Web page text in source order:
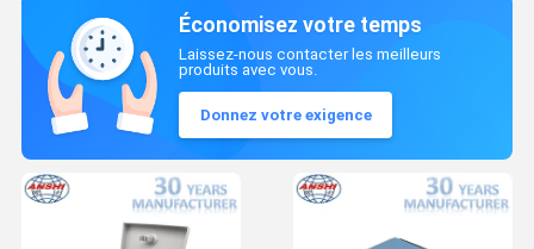
Économisez votre temps
Laissez-nous contacter les meilleurs
produits avec vous.
Donnez votre exigence